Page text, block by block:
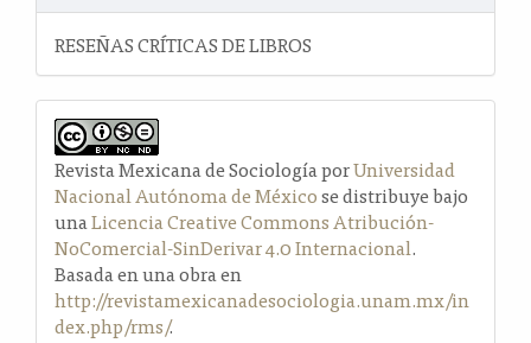
RESEÑAS CRÍTICAS DE LIBROS
Revista Mexicana de Sociología porUniversidad
Nacional Autónoma de Méxicose distribuye bajo
unaLicencia Creative Commons Atribución-
NoComercial-SinDerivar 4.0 Internacional.
Basada en una obra en
http://revistamexicanadesociologia.unam.mx/in
dex.php/rms/.